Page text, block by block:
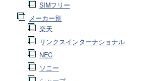
SIMフリー
メーカー別
楽天
リンクスインターナショナル
NEC
ソニー